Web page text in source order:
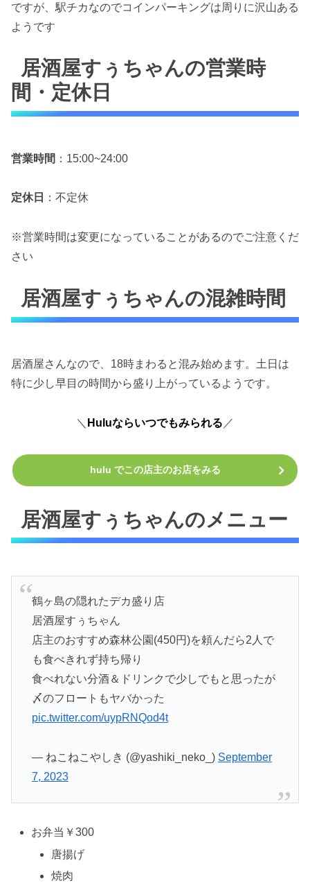
ですが、駅チカなのでコインパーキングは周りに沢山ある
ようです
居酒屋すぅちゃんの営業時
間・定休日
営業時間 ：15:00~24:00
定休日 ：不定休
※営業時間は変更になっていることがあるのでご注意くだ
さい
居酒屋すぅちゃんの混雑時間
居酒屋さんなので、18時まわると混み始めます。土日は
特に少し早目の時間から盛り上がっているようです。
＼ Huluならいつでもみられる ／
hulu でこの店主のお店をみる
居酒屋すぅちゃんのメニュー
鶴ヶ島の隠れたデカ盛り店
居酒屋すぅちゃん
店主のおすすめ森林公園(450円)を頼んだら2人で
も食べきれず持ち帰り
食べれない分酒＆ドリンクで少しでもと思ったが
〆のフロートもヤバかった
pic.twitter.com/uypRNQod4t
— ねこねこやしき (@yashiki_neko_) September
7, 2023
お弁当￥300
唐揚げ
焼肉